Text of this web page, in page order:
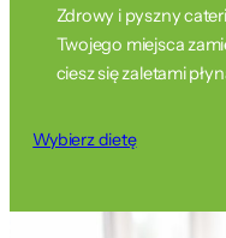
Zdrowy i pyszny
Twojego miejsca
ciesz się zaletami
Wybierz dietę